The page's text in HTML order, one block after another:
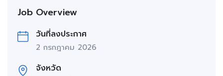
Job Overview
วันที่ลงประกาศ
2 กรกฎาคม 2026
จังหวัด